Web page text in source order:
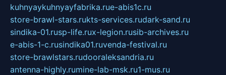
kuhnyaykuhnyayfabrika.rue-abis1c.ru
store-brawl-stars.rukts-services.rudark-sand.ru
sindika-01.rusp-life.rux-legion.rusib-archives.ru
e-abis-1-c.rusindika01.ruvenda-festival.ru
store-brawlstars.rudooraleksandria.ru
antenna-highly.rumine-lab-msk.ru1-mus.ru